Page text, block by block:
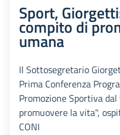
Sport,
compito di
umana
Il Sottosegretario
Prima Conferenza
Promozione Sportiva
promuovere la vita",
CONI